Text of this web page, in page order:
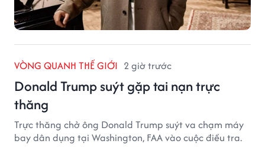
VÒNG QUANH THẾ GIỚI 2 giờ trước
Donald Trump suýt gặp tai nạn trực
thăng
Trực thăng chở ông Donald Trump suýt va chạm máy
bay dân dụng tại Washington, FAA vào cuộc điều tra.